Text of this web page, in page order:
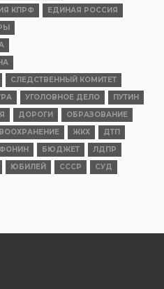
КПРФ
ЕДИНАЯ РОССИЯ
СЛЕДСТВЕННЫЙ КОМИТЕТ
УГОЛОВНОЕ ДЕЛО
ПУТИН
ДОРОГИ
ОБРАЗОВАНИЕ
ЖКХ
ДТП
БЮДЖЕТ
ЛДПР
ЮБИЛЕЙ СССР
СУД